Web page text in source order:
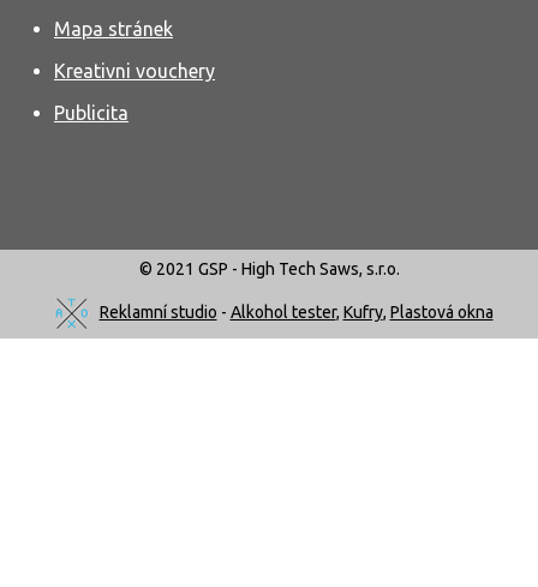
Mapa stránek
Kreativni vouchery
Publicita
© 2021 GSP - High Tech Saws, s.r.o.
Reklamní studio - Alkohol tester, Kufry, Plastová okna